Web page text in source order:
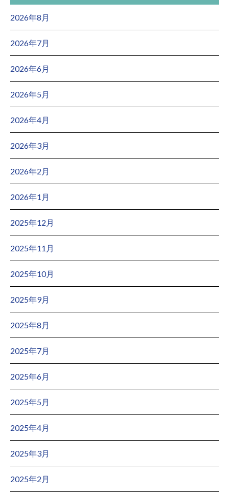
2026年8月
2026年7月
2026年6月
2026年5月
2026年4月
2026年3月
2026年2月
2026年1月
2025年12月
2025年11月
2025年10月
2025年9月
2025年8月
2025年7月
2025年6月
2025年5月
2025年4月
2025年3月
2025年2月